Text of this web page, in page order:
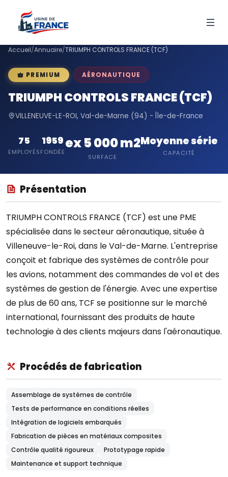
Accueil/Annuaire/TRIUMPH CONTROLS FRANCE (TCF)
PREMIUM AÉRONAUTIQUE
TRIUMPH CONTROLS FRANCE (TCF)
VILLENEUVE-LE-ROI, Val-de-Marne (94) - Île-de-France
75
EMPLOYÉS
1959
FONDÉE
ex 5 000 m2
SURFACE
Moyenne série
CAPACITÉ
Présentation
TRIUMPH CONTROLS FRANCE (TCF) est une PME
spécialisée dans le secteur aéronautique, située à
Villeneuve-le-Roi, dans le Val-de-Marne. L'entreprise
conçoit et fabrique des systèmes de contrôle pour
les avions, notamment des commandes de vol et des
systèmes de gestion de l'énergie. Avec une expertise
de plus de 60 ans, TCF se positionne sur le marché
international, fournissant des produits de haute
technologie à des clients majeurs dans l'aéronautique.
Procédés de fabrication
Assemblage de systèmes de contrôle
Tests de performance en conditions réelles
Intégration de logiciels embarqués
Fabrication de pièces en matériaux composites
Contrôle qualité rigoureux
Prototypage rapide
Maintenance et support technique